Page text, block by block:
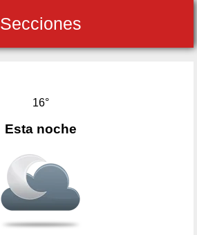
Secciones
16°
Esta noche